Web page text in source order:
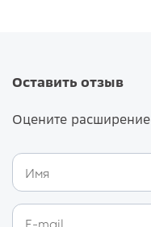
Оставить отзыв
Оцените расширение